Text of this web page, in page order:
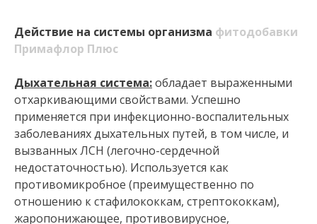
Действие на системы организма фитодобавки
Примафлор Плюс
Дыхательная система:обладает выраженными
отхаркивающими свойствами. Успешно
применяется при инфекционно-воспалительных
заболеваниях дыхательных путей, в том числе, и
вызванных ЛСН (легочно-сердечной
недостаточностью). Используется как
противомикробное (преимущественно по
отношению к стафилококкам, стрептококкам),
жаропонижающее, противовирусное,